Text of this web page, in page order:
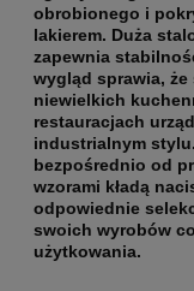
obrobionego i
lakierem. Duża
zapewnia
wygląd sprawia,
niewielkich
restauracjach
industrialnym
bezpośrednio od
wzorami kładą
odpowiednie
swoich wyrobów
użytkowania.